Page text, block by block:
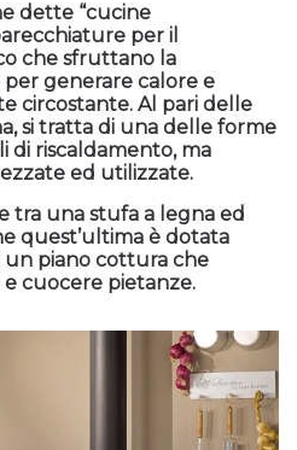
dette “cucine
per il
che sfruttano la
generare calore e
circostante. Al pari delle
si tratta di una delle forme
di riscaldamento, ma
ed utilizzate.
tra una stufa a legna ed
quest’ultima è dotata
piano cottura che
cuocere pietanze.